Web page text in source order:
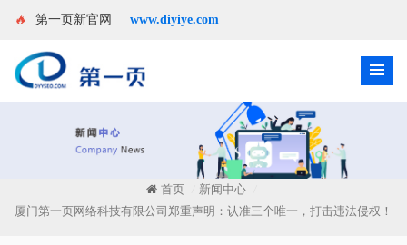
🔥 第一页新官网 www.diyiye.com
首页 新闻中心
厦门第一页网络科技有限公司郑重声明：认准三个唯一，打击违法侵权！